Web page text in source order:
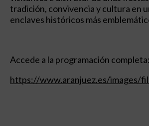
tradición, convivencia y cultura en
enclaves históricos más
Accede a la programación completa:
https://www.aranjuez.es/images/